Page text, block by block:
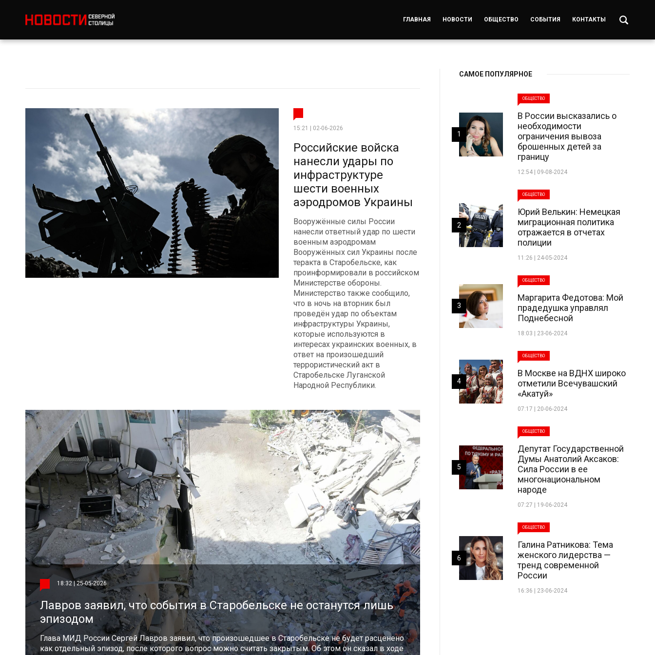
ГЛАВНАЯ НОВОСТИ ОБЩЕСТВО СОБЫТИЯ КОНТАКТЫ
15:21 | 02-06-2026
Российские войска
нанесли удары по
инфраструктуре
шести военных
аэродромов Украины
Вооружённые силы России
нанесли ответный удар по шести
военным аэродромам
Вооружённых сил Украины после
теракта в Старобельске, как
проинформировали в российском
Министерстве обороны.
Министерство также сообщило,
что в ночь на вторник был
проведён удар по объектам
инфраструктуры Украины,
которые используются в
интересах украинских военных, в
ответ на произошедший
террористический акт в
Старобельске Луганской
Народной Республики.
18:32 | 25-05-2026
Лавров заявил, что события в Старобельске не останутся лишь
эпизодом
Глава МИД России Сергей Лавров заявил, что произошедшее в Старобельске не будет расценено
как отдельный эпизод, после которого вопрос можно считать закрытым. Об этом он сказал в ходе
САМОЕ ПОПУЛЯРНОЕ
ОБЩЕСТВО
В России высказались о
необходимости
ограничения вывоза
брошенных детей за
границу
12:54 | 09-08-2024
1
ОБЩЕСТВО
Юрий Велькин: Немецкая
миграционная политика
отражается в отчетах
полиции
11:26 | 24-05-2024
2
ОБЩЕСТВО
Маргарита Федотова: Мой
прадедушка управлял
Поднебесной
18:03 | 23-06-2024
3
ОБЩЕСТВО
В Москве на ВДНХ широко
отметили Всечувашский
«Акатуй»
07:17 | 20-06-2024
4
ОБЩЕСТВО
Депутат Государственной
Думы Анатолий Аксаков:
Сила России в ее
многонациональном
народе
07:27 | 19-06-2024
5
ОБЩЕСТВО
Галина Ратникова: Тема
женского лидерства —
тренд современной
России
16:36 | 23-06-2024
6